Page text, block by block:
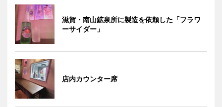
滋賀・南山鉱泉所に製造を依頼した「フラワ
ーサイダー」
店内カウンター席